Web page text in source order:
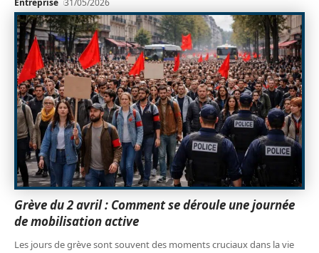
Entreprise 31/05/2026
Grève du 2 avril : Comment se déroule une journée
de mobilisation active
Les jours de grève sont souvent des moments cruciaux dans la vie